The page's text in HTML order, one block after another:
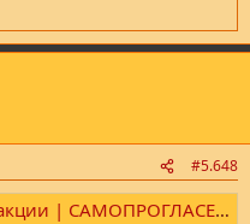
#5.648
Посетител пријавил дека жена му го блокирала патот откако одбил да плати, по што до локалитетот стигнал